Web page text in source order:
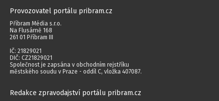
Provozovatel portálu pribram.cz
Příbram Média s.r.o.
Na Flusárně 168
261 01 Příbram III
IČ: 21829021
DIČ: CZ21829021
Společnost je zapsána v obchodním rejstříku
městského soudu v Praze - oddíl C, vložka 407087.
Redakce zpravodajství portálu pribram.cz